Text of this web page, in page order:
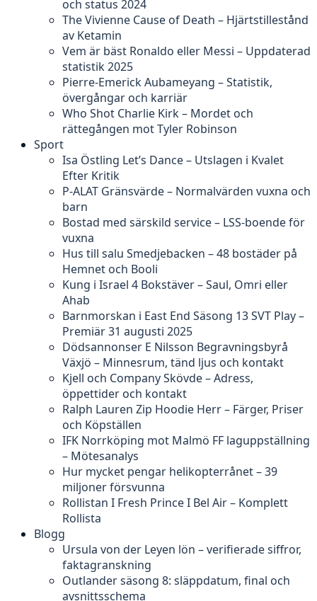
och status 2024
The Vivienne Cause of Death – Hjärtstillestånd
av Ketamin
Vem är bäst Ronaldo eller Messi – Uppdaterad
statistik 2025
Pierre-Emerick Aubameyang – Statistik,
övergångar och karriär
Who Shot Charlie Kirk – Mordet och
rättegången mot Tyler Robinson
Sport
Isa Östling Let’s Dance – Utslagen i Kvalet
Efter Kritik
P-ALAT Gränsvärde – Normalvärden vuxna och
barn
Bostad med särskild service – LSS-boende för
vuxna
Hus till salu Smedjebacken – 48 bostäder på
Hemnet och Booli
Kung i Israel 4 Bokstäver – Saul, Omri eller
Ahab
Barnmorskan i East End Säsong 13 SVT Play –
Premiär 31 augusti 2025
Dödsannonser E Nilsson Begravningsbyrå
Växjö – Minnesrum, tänd ljus och kontakt
Kjell och Company Skövde – Adress,
öppettider och kontakt
Ralph Lauren Zip Hoodie Herr – Färger, Priser
och Köpställen
IFK Norrköping mot Malmö FF laguppställning
– Mötesanalys
Hur mycket pengar helikopterrånet – 39
miljoner försvunna
Rollistan I Fresh Prince I Bel Air – Komplett
Rollista
Blogg
Ursula von der Leyen lön – verifierade siffror,
faktagranskning
Outlander säsong 8: släppdatum, final och
avsnittsschema